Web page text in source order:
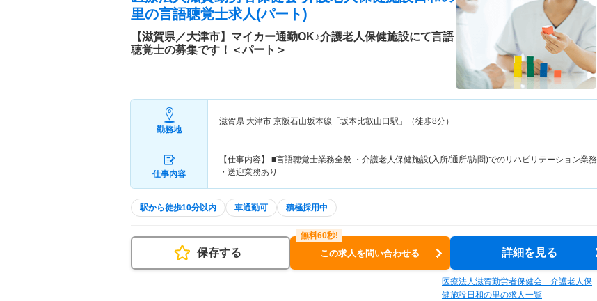
里の言語聴覚士求人(パート)
【滋賀県／大津市】マイカー通勤OK♪介護老人保健施設にて言語
聴覚士の募集です！＜パート＞
勤務地
滋賀県 大津市 京阪石山坂本線「坂本比叡山口駅」（徒歩8分）
仕事内容
【仕事内容】 ■言語聴覚士業務全般 ・介護老人保健施設(入所/通所/訪問)でのリハビリテーション業務
・送迎業務あり
駅から徒歩10分以内 車通勤可 積極採用中
保存する この求人を問い合わせる 詳細を見る
医療法人滋賀勤労者保健会 介護老人保
健施設日和の里の求人一覧